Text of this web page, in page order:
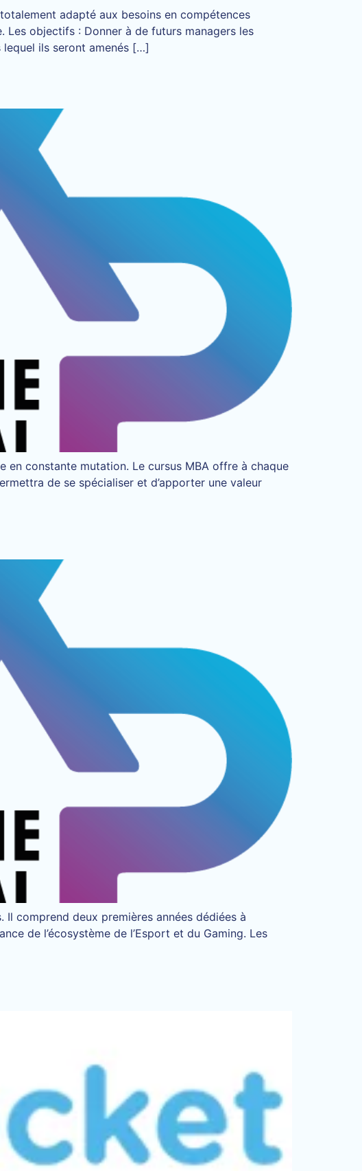
adapté aux besoins en compétences
Les objectifs : Donner à de futurs managers les
lequel ils seront amenés […]
en constante mutation. Le cursus MBA offre à chaque
de se spécialiser et d’apporter une valeur
comprend deux premières années dédiées à
de l’écosystème de l’Esport et du Gaming. Les